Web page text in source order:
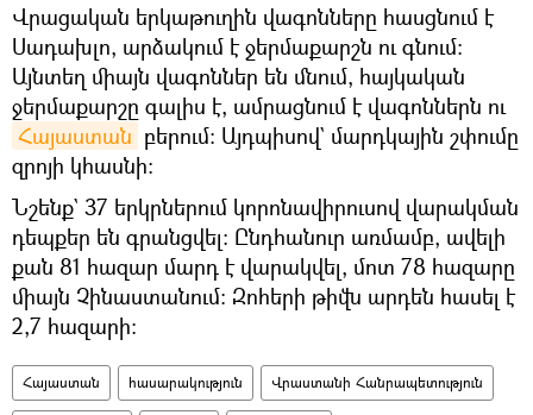
Վրացական երկաթուղին վագոնները հասցնում է
Սադախլո, արձակում է ջերմաքարշն ու գնում։
Այնտեղ միայն վագոններ են մնում, հայկական
ջերմաքարշը գալիս է, ամրացնում է վագոններն ու
Հայաստան բերում։ Այդպիսով` մարդկային շփումը
զրոյի կհասնի։
Նշենք` 37 երկրներում կորոնավիրուսով վարակման
դեպքեր են գրանցվել։ Ընդհանուր առմամբ, ավելի
քան 81 հազար մարդ է վարակվել, մոտ 78 հազարը
միայն Չինաստանում։ Զոհերի թիվն արդեն հասել է
2,7 հազարի։
Հայաստան հասարակություն Վրաստանի Հանրապետություն